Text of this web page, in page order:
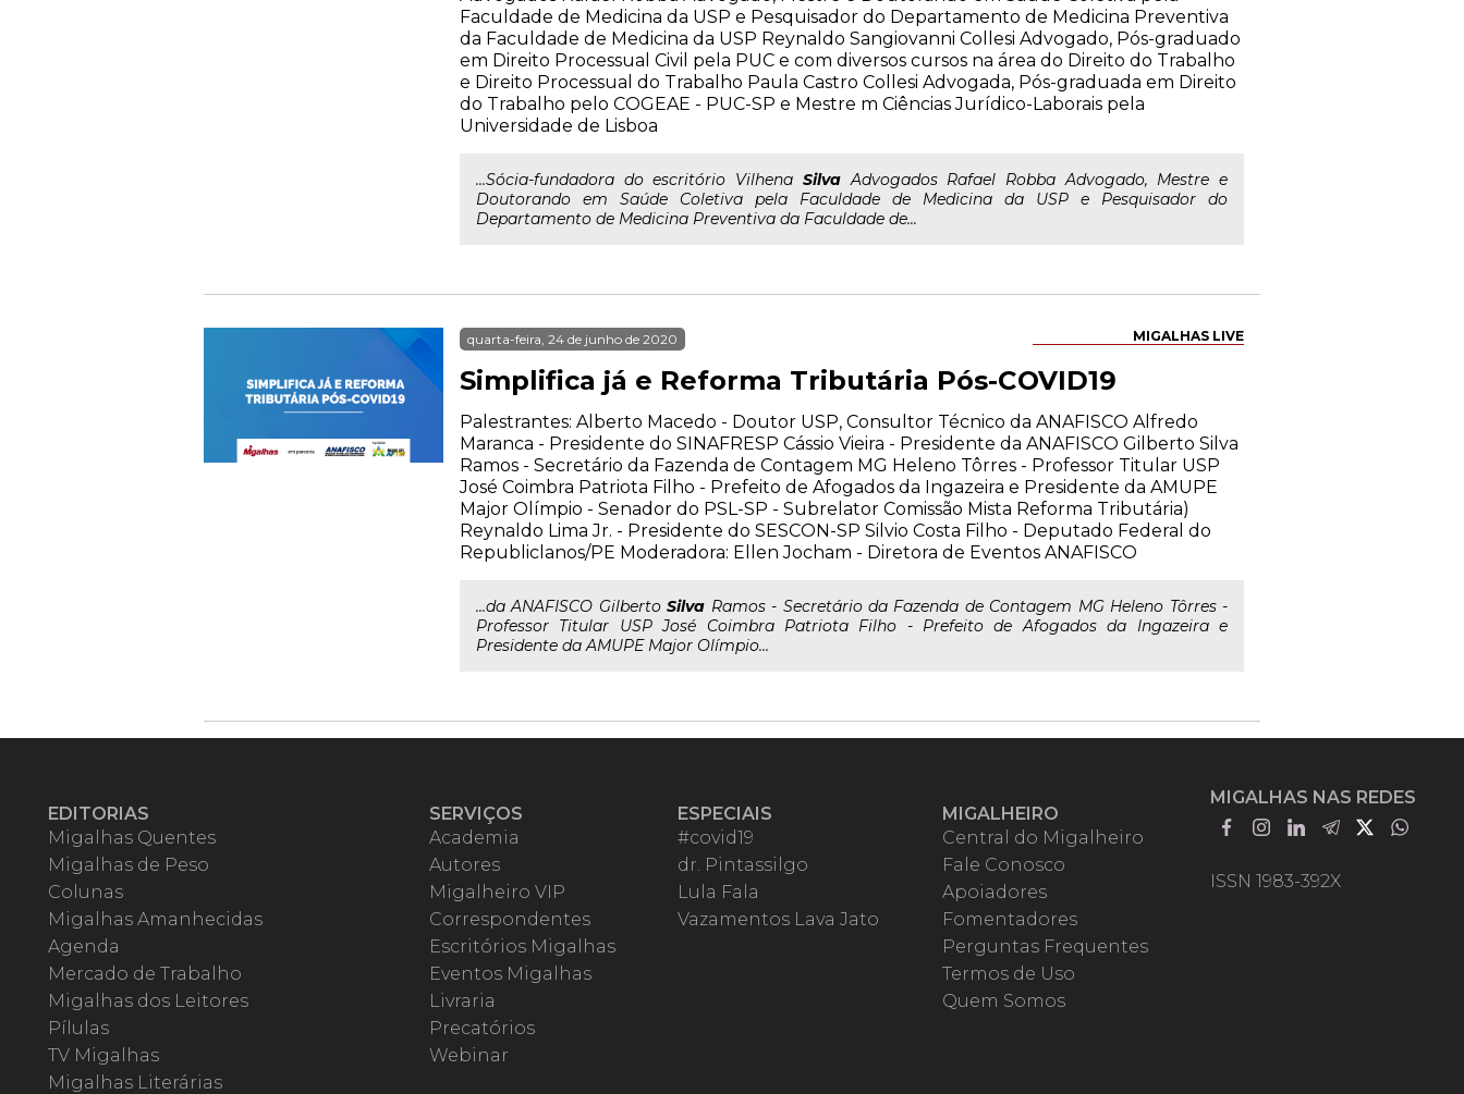
Faculdade de Medicina da USP e Pesquisador do Departamento de Medicina Preventiva
da Faculdade de Medicina da USP Reynaldo Sangiovanni Collesi Advogado, Pós-graduado
em Direito Processual Civil pela PUC e com diversos cursos na área do Direito do Trabalho
e Direito Processual do Trabalho Paula Castro Collesi Advogada, Pós-graduada em Direito
do Trabalho pelo COGEAE - PUC-SP e Mestre m Ciências Jurídico-Laborais pela
Universidade de Lisboa
...Sócia-fundadora do escritório Vilhena SilvaAdvogados Rafael Robba Advogado, Mestre e
Doutorando em Saúde Coletiva pela Faculdade de Medicina da USP e Pesquisador do
Departamento de Medicina Preventiva da Faculdade de...
MIGALHAS LIVE
quarta-feira, 24 de junho de 2020
Simplifica já e Reforma Tributária Pós-COVID19
Palestrantes: Alberto Macedo - Doutor USP, Consultor Técnico da ANAFISCO Alfredo
Maranca - Presidente do SINAFRESP Cássio Vieira - Presidente da ANAFISCO Gilberto Silva
Ramos - Secretário da Fazenda de Contagem MG Heleno Tôrres - Professor Titular USP
José Coimbra Patriota Filho - Prefeito de Afogados da Ingazeira e Presidente da AMUPE
Major Olímpio - Senador do PSL-SP - Subrelator Comissão Mista Reforma Tributária)
Reynaldo Lima Jr. - Presidente do SESCON-SP Silvio Costa Filho - Deputado Federal do
Republiclanos/PE Moderadora: Ellen Jocham - Diretora de Eventos ANAFISCO
...da ANAFISCO GilbertoSilva Ramos - Secretário da Fazenda de Contagem MG Heleno Tôrres -
Professor Titular USP José Coimbra Patriota Filho - Prefeito de Afogados da Ingazeira e
Presidente da AMUPE Major Olímpio...
EDITORIAS
Migalhas Quentes
Migalhas de Peso
Colunas
Migalhas Amanhecidas
Agenda
Mercado de Trabalho
Migalhas dos Leitores
Pílulas
TV Migalhas
Migalhas Literárias
SERVIÇOS
Academia
Autores
Migalheiro VIP
Correspondentes
Escritórios Migalhas
Eventos Migalhas
Livraria
Precatórios
Webinar
ESPECIAIS
#covid19
dr. Pintassilgo
Lula Fala
Vazamentos Lava Jato
MIGALHEIRO
Central do Migalheiro
Fale Conosco
Apoiadores
Fomentadores
Perguntas Frequentes
Termos de Uso
Quem Somos
MIGALHAS NAS REDES
ISSN 1983-392X